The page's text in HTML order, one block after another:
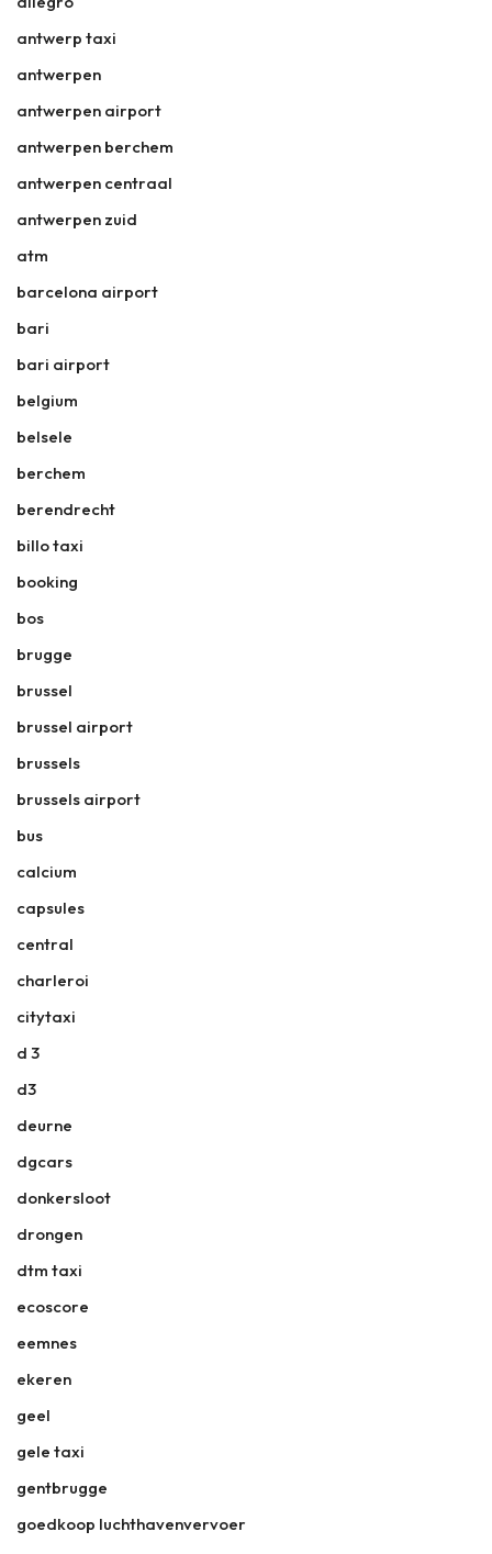
antwerp taxi
antwerpen
antwerpen airport
antwerpen berchem
antwerpen centraal
antwerpen zuid
atm
barcelona airport
bari
bari airport
belgium
belsele
berchem
berendrecht
billo taxi
booking
bos
brugge
brussel
brussel airport
brussels
brussels airport
bus
calcium
capsules
central
charleroi
citytaxi
d 3
d3
deurne
dgcars
donkersloot
drongen
dtm taxi
ecoscore
eemnes
ekeren
geel
gele taxi
gentbrugge
goedkoop luchthavenvervoer